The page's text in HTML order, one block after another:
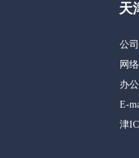
天
公
网
办
E-
津